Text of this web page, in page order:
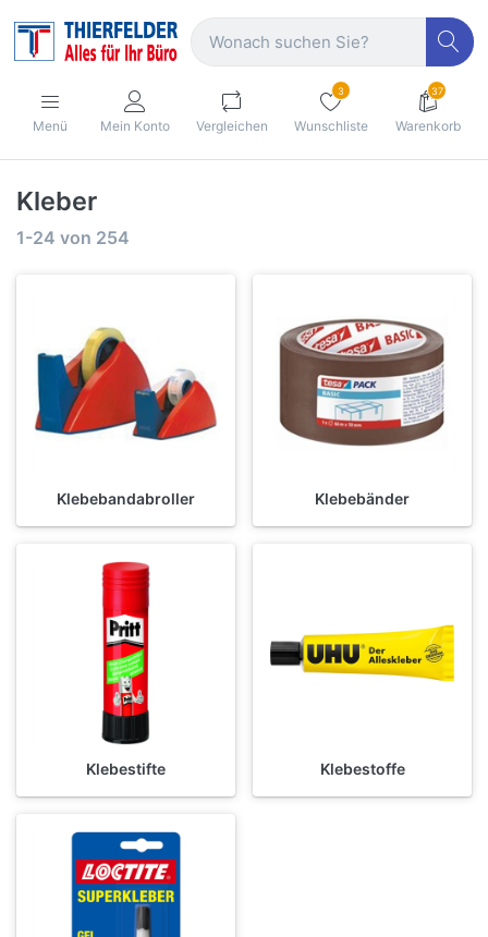
Menü Mein Konto Vergleichen
3
Wunschliste
37
Warenkorb
Kleber
1-24 von 254
Klebebandabroller Klebebänder
Klebestifte Klebestoffe